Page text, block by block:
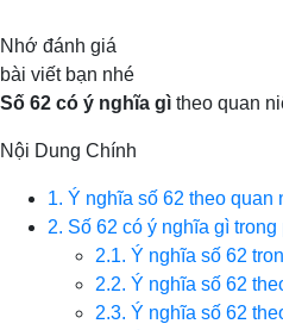
Nhớ đánh giá
bài viết bạn nhé
Số 62 có ý nghĩa gì theo quan
Nội Dung Chính
1. Ý nghĩa số 62 theo quan
2. Số 62 có ý nghĩa gì trong
2.1. Ý nghĩa số 62
2.2. Ý nghĩa số 62
2.3. Ý nghĩa số 62